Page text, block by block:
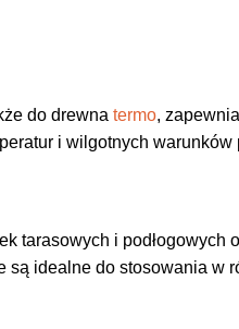
do drewna termo,
i wilgotnych warunków
tarasowych i
idealne do stosowania w